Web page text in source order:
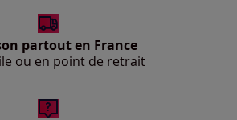
partout en France
ou en point de retrait